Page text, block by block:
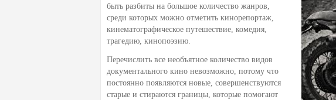
быть разбиты на большое количество жанров,
среди которых можно отметить кинорепортаж,
кинематографическое путешествие, комедия,
трагедию, кинопоэзию.
Перечислить все необъятное количество видов
документального кино невозможно, потому что
постоянно появляются новые, совершенствуются
старые и стираются границы, которые помогают